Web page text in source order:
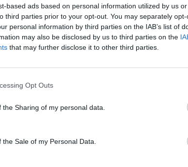
based ads based on personal information utilized by us
third parties prior to your opt-out. You may separately
personal information by third parties on the IAB’s list of
may also be disclosed by us to third parties on the
that may further disclose it to other third parties.
Opt Outs
Sharing of my personal data.
Sale of my Personal Data.